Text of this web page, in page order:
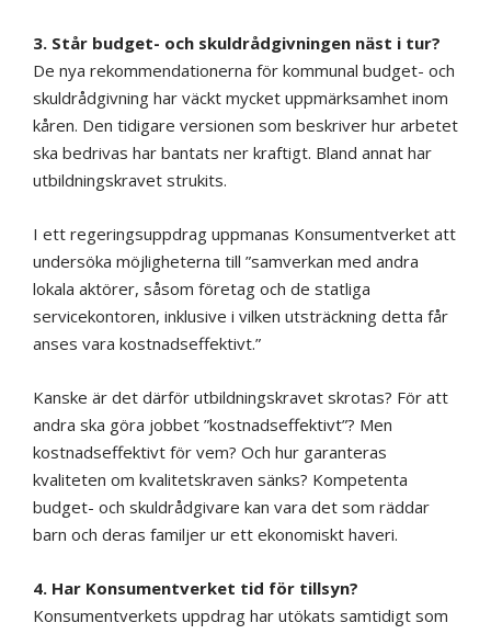
3. Står budget- och skuldrådgivningen näst i tur?
De nya rekommendationerna för kommunal budget- och
skuldrådgivning har väckt mycket uppmärksamhet inom
kåren. Den tidigare versionen som beskriver hur arbetet
ska bedrivas har bantats ner kraftigt. Bland annat har
utbildningskravet strukits.
I ett regeringsuppdrag uppmanas Konsumentverket att
undersöka möjligheterna till ”samverkan med andra
lokala aktörer, såsom företag och de statliga
servicekontoren, inklusive i vilken utsträckning detta får
anses vara kostnadseffektivt.”
Kanske är det därför utbildningskravet skrotas? För att
andra ska göra jobbet ”kostnadseffektivt”? Men
kostnadseffektivt för vem? Och hur garanteras
kvaliteten om kvalitetskraven sänks? Kompetenta
budget- och skuldrådgivare kan vara det som räddar
barn och deras familjer ur ett ekonomiskt haveri.
4. Har Konsumentverket tid för tillsyn?
Konsumentverkets uppdrag har utökats samtidigt som